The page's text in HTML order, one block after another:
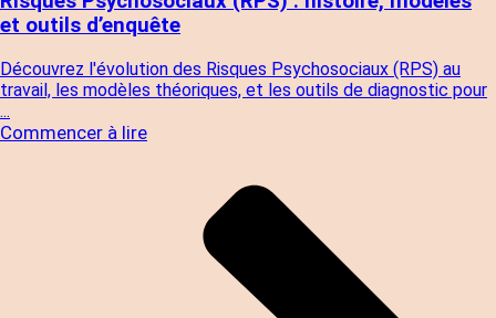
et outils d’enquête
Découvrez l'évolution des Risques Psychosociaux (RPS) au
travail, les modèles théoriques, et les outils de diagnostic pour
...
Commencer à lire